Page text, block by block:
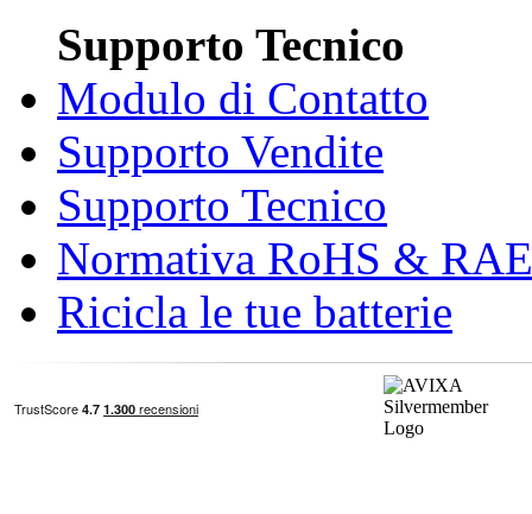
Supporto Tecnico
Modulo di Contatto
Supporto Vendite
Supporto Tecnico
Normativa RoHS &
Ricicla le tue batterie